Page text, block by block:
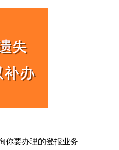
你要办理的登报业务